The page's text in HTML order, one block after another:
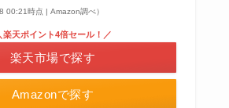
00:21時点 | Amazon調べ）
Amazonで探す
楽天ポイント4倍セール！／
楽天市場で探す